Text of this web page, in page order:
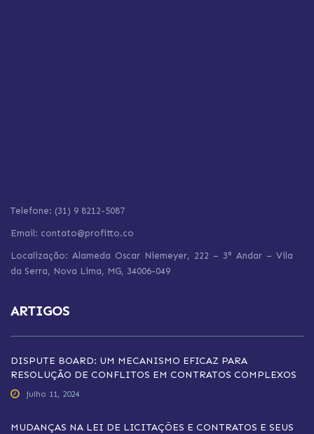
Telefone: (31) 9 8212-5087
Email: contato@profitto.co
Localização: Alameda Oscar Niemeyer, 222 – 3° Andar – Vila
da Serra, Nova Lima, MG, 34006-049
ARTIGOS
DISPUTE BOARD: UM MECANISMO EFICAZ PARA
RESOLUÇÃO DE CONFLITOS EM CONTRATOS COMPLEXOS
julho 11, 2024
MUDANÇAS NA LEI DE LICITAÇÕES E CONTRATOS E SEUS